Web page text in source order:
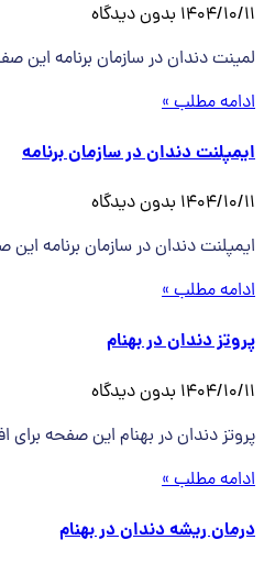
1404/10/11 بدون دیدگاه
لمینت دندان در سازمان برنامه این
ادامه مطلب »
ایمپلنت دندان در سازمان برنامه
1404/10/11 بدون دیدگاه
ایمپلنت دندان در سازمان برنامه این
ادامه مطلب »
پروتز دندان در بهنام
1404/10/11 بدون دیدگاه
پروتز دندان در بهنام این صفحه برای
ادامه مطلب »
درمان ریشه دندان در بهنام